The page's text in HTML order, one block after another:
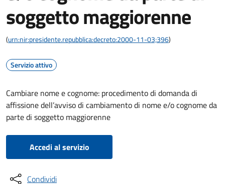
soggetto maggiorenne
(urn:nir:presidente.repubblica:decreto:2000-11-03;396)
Servizio attivo
Cambiare nome e cognome: procedimento di domanda di
affissione dell’avviso di cambiamento di nome e/o cognome da
parte di soggetto maggiorenne
Accedi al servizio
Condividi